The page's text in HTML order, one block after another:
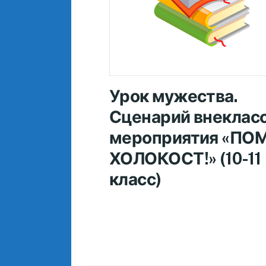
Урок мужества.
Сценарий
мероприятия
ХОЛОКОСТ!» (10-11
класс)